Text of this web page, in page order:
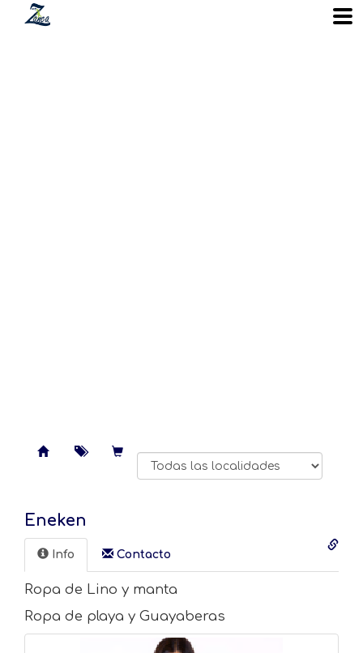
Eneken
Info Contacto️
Ropa de Lino y manta
Ropa de playa y Guayaberas